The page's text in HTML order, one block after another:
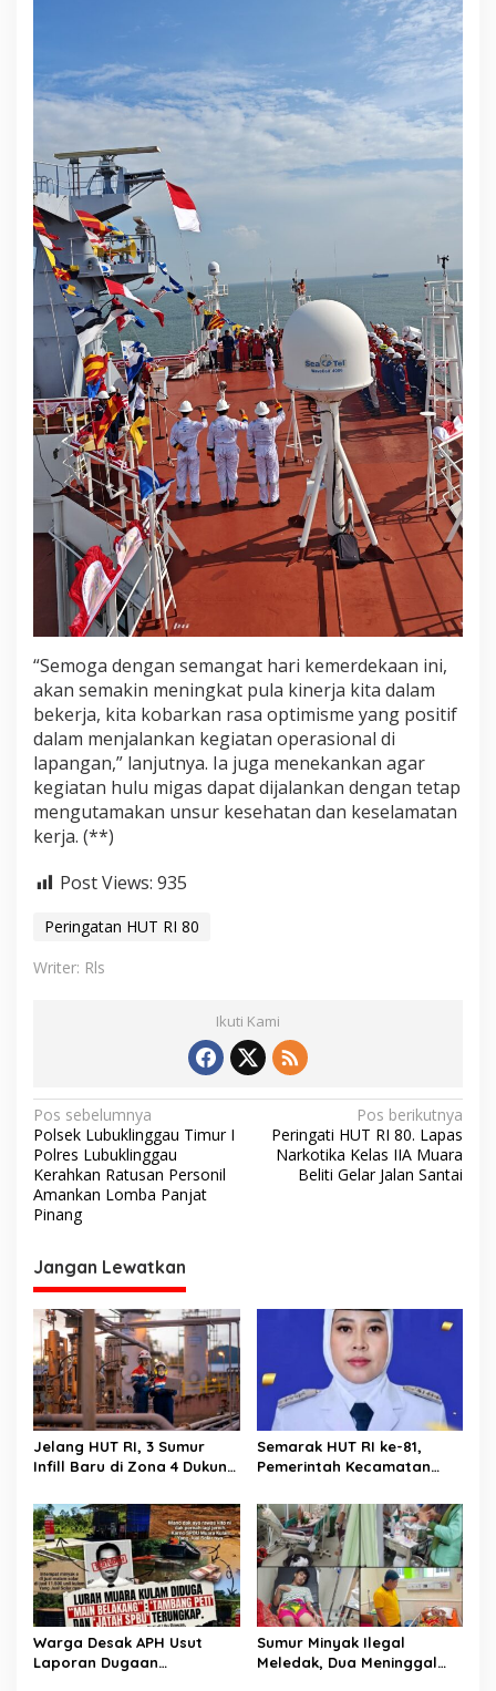
“Semoga dengan semangat hari kemerdekaan ini,
akan semakin meningkat pula kinerja kita dalam
bekerja, kita kobarkan rasa optimisme yang positif
dalam menjalankan kegiatan operasional di
lapangan,” lanjutnya. Ia juga menekankan agar
kegiatan hulu migas dapat dijalankan dengan tetap
mengutamakan unsur kesehatan dan keselamatan
kerja. (**)
Post Views: 935
Peringatan HUT RI 80
Writer: Rls
Ikuti Kami
N
a
v
i
a
s
i
p
o
s
Pos sebelumnya
Polsek Lubuklinggau Timur I
Polres Lubuklinggau
Kerahkan Ratusan Personil
Amankan Lomba Panjat
Pinang
Pos berikutnya
Peringati HUT RI 80. Lapas
Narkotika Kelas IIA Muara
Beliti Gelar Jalan Santai
Jangan Lewatkan
Jelang HUT RI, 3 Sumur
Infill Baru di Zona 4 Dukung
Semarak HUT RI ke-81,
Pemerintah Kecamatan
Lomba
Warga Desak APH Usut
Laporan Dugaan
Sumur Minyak Ilegal
Meledak, Dua Meninggal